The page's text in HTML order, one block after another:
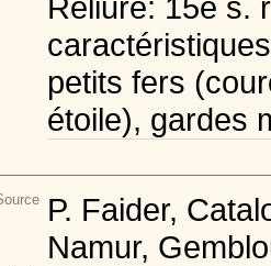
petits fers
étoile), gardes
P. Faider,
Namur,